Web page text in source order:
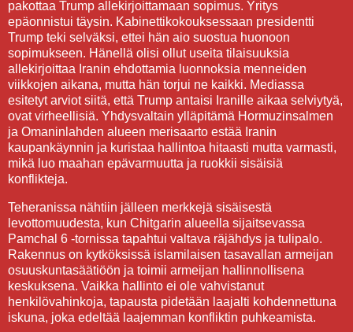
pakottaa Trump allekirjoittamaan sopimus. Yritys
epäonnistui täysin. Kabinettikokouksessaan presidentti
Trump teki selväksi, ettei hän aio suostua huonoon
sopimukseen. Hänellä olisi ollut useita tilaisuuksia
allekirjoittaa Iranin ehdottamia luonnoksia menneiden
viikkojen aikana, mutta hän torjui ne kaikki. Mediassa
esitetyt arviot siitä, että Trump antaisi Iranille aikaa selviytyä,
ovat virheellisiä. Yhdysvaltain ylläpitämä Hormuzinsalmen
ja Omaninlahden alueen merisaarto estää Iranin
kaupankäynnin ja kuristaa hallintoa hitaasti mutta varmasti,
mikä luo maahan epävarmuutta ja ruokkii sisäisiä
konflikteja.
Teheranissa nähtiin jälleen merkkejä sisäisestä
levottomuudesta, kun Chitgarin alueella sijaitsevassa
Pamchal 6 -tornissa tapahtui valtava räjähdys ja tulipalo.
Rakennus on kytköksissä islamilaisen tasavallan armeijan
osuuskuntasäätiöön ja toimii armeijan hallinnollisena
keskuksena. Vaikka hallinto ei ole vahvistanut
henkilövahinkoja, tapausta pidetään laajalti kohdennettuna
iskuna, joka edeltää laajemman konfliktin puhkeamista.